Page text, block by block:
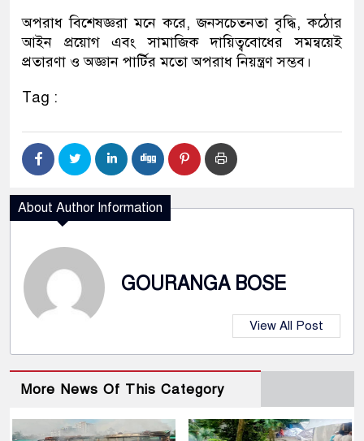
অপরাধ বিশেষজ্ঞরা মনে করে, জনসচেতনতা বৃদ্ধি, কঠোর
আইন প্রয়োগ এবং সামাজিক দায়িত্ববোধের সমন্বয়েই
প্রতারণা ও অজ্ঞান পার্টির মতো অপরাধ নিয়ন্ত্রণ সম্ভব।
Tag :
About Author Information
GOURANGA BOSE
View All Post
More News Of This Category